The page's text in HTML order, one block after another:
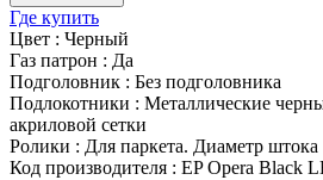
Где купить
Цвет : Черный
Газ патрон : Да
Подголовник : Без подголовника
Подлокотники : Металлические
акриловой сетки
Ролики : Для паркета. Диаметр
Код производителя : EP Opera Black